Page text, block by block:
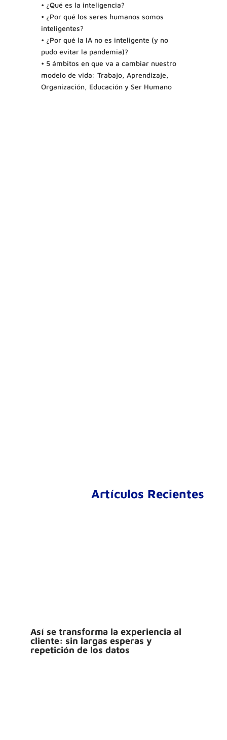
• ¿Qué es la inteligencia?
• ¿Por qué los seres humanos somos
inteligentes?
• ¿Por qué la IA no es inteligente (y no
pudo evitar la pandemia)?
• 5 ámbitos en que va a cambiar nuestro
modelo de vida: Trabajo, Aprendizaje,
Organización, Educación y Ser Humano
Artículos Recientes
Así se transforma la experiencia al
cliente: sin largas esperas y
repetición de los datos